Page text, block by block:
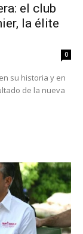
el club
la élite
0
su historia y en